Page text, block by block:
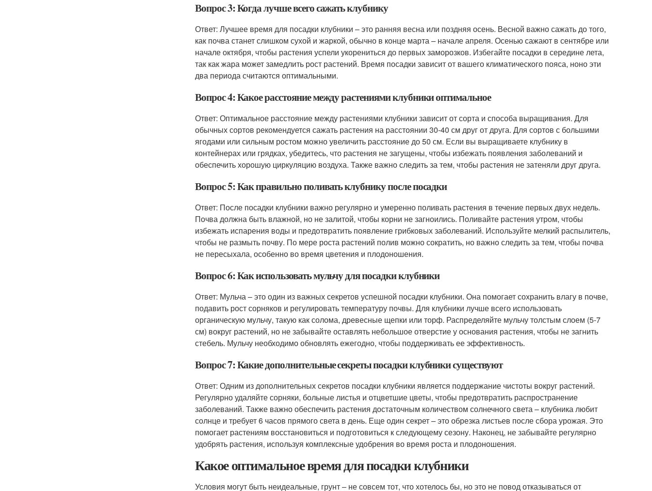
Вопрос 3: Когда лучше всего сажать клубнику
Ответ: Лучшее время для посадки клубники – это ранняя весна или поздняя осень. Весной важно сажать до того,
как почва станет слишком сухой и жаркой, обычно в конце марта – начале апреля. Осенью сажают в сентябре или
начале октября, чтобы растения успели укорениться до первых заморозков. Избегайте посадки в середине лета,
так как жара может замедлить рост растений. Время посадки зависит от вашего климатического пояса, ноно эти
два периода считаются оптимальными.
Вопрос 4: Какое расстояние между растениями клубники оптимальное
Ответ: Оптимальное расстояние между растениями клубники зависит от сорта и способа выращивания. Для
обычных сортов рекомендуется сажать растения на расстоянии 30-40 см друг от друга. Для сортов с большими
ягодами или сильным ростом можно увеличить расстояние до 50 см. Если вы выращиваете клубнику в
контейнерах или грядках, убедитесь, что растения не загущены, чтобы избежать появления заболеваний и
обеспечить хорошую циркуляцию воздуха. Также важно следить за тем, чтобы растения не затеняли друг друга.
Вопрос 5: Как правильно поливать клубнику после посадки
Ответ: После посадки клубники важно регулярно и умеренно поливать растения в течение первых двух недель.
Почва должна быть влажной, но не залитой, чтобы корни не загноились. Поливайте растения утром, чтобы
избежать испарения воды и предотвратить появление грибковых заболеваний. Используйте мелкий распылитель,
чтобы не размыть почву. По мере роста растений полив можно сократить, но важно следить за тем, чтобы почва
не пересыхала, особенно во время цветения и плодоношения.
Вопрос 6: Как использовать мульчу для посадки клубники
Ответ: Мульча – это один из важных секретов успешной посадки клубники. Она помогает сохранить влагу в почве,
подавить рост сорняков и регулировать температуру почвы. Для клубники лучше всего использовать
органическую мульчу, такую как солома, древесные щепки или торф. Распределяйте мульчу толстым слоем (5-7
см) вокруг растений, но не забывайте оставлять небольшое отверстие у основания растения, чтобы не загнить
стебель. Мульчу необходимо обновлять ежегодно, чтобы поддерживать ее эффективность.
Вопрос 7: Какие дополнительные секреты посадки клубники существуют
Ответ: Одним из дополнительных секретов посадки клубники является поддержание чистоты вокруг растений.
Регулярно удаляйте сорняки, больные листья и отцветшие цветы, чтобы предотвратить распространение
заболеваний. Также важно обеспечить растения достаточным количеством солнечного света – клубника любит
солнце и требует 6 часов прямого света в день. Еще один секрет – это обрезка листьев после сбора урожая. Это
помогает растениям восстановиться и подготовиться к следующему сезону. Наконец, не забывайте регулярно
удобрять растения, используя комплексные удобрения во время роста и плодоношения.
Какое оптимальное время для посадки клубники
Условия могут быть неидеальные, грунт – не совсем тот, что хотелось бы, но это не повод отказываться от